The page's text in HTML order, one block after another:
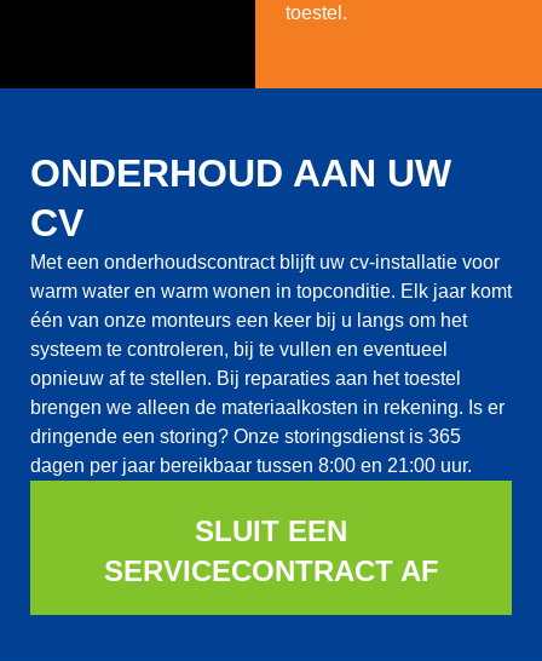
toestel.
ONDERHOUD AAN UW
CV
Met een onderhoudscontract blijft uw cv-installatie voor
warm water en warm wonen in topconditie. Elk jaar komt
één van onze monteurs een keer bij u langs om het
systeem te controleren, bij te vullen en eventueel
opnieuw af te stellen. Bij reparaties aan het toestel
brengen we alleen de materiaalkosten in rekening. Is er
dringende een storing? Onze storingsdienst is 365
dagen per jaar bereikbaar tussen 8:00 en 21:00 uur.
SLUIT EEN
SERVICECONTRACT AF